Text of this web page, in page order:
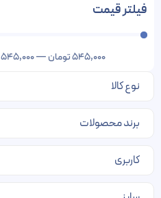
فیلتر قیمت
545,000تومان—
545,000